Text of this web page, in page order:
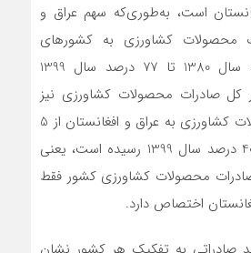
است، به‌طوری‌که سهم عراق و
محصولات کشاورزی به کشورهای
همسایه از 29 درصد سال 1380 تا 77 درصد سال 1399
کل صادرات محصولات کشاورزی نیز
ارزش صادرات محصولات کشاورزی به عراق و افغانستان از 5
درصد سال 1380 به 40 درصد سال 1399 رسیده است، یعنی
محصولات کشاورزی کشور فقط
اختصاص دارد.